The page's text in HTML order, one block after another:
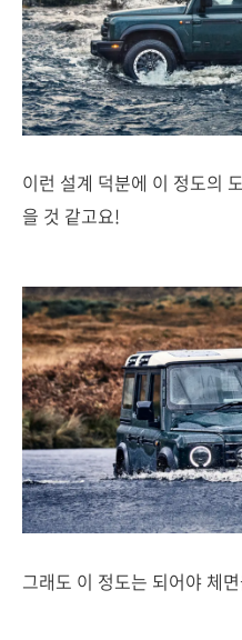
이런 설계 덕분에 이 정도의
을 것 같고요!
그래도 이 정도는 되어야 체